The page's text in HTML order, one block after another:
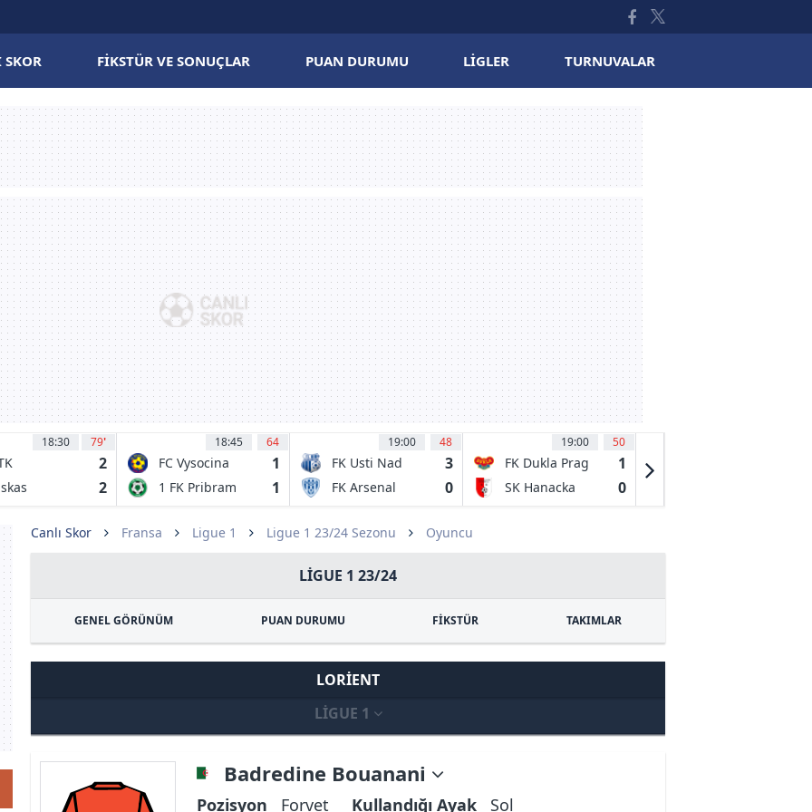
SKOR FIKSTÜR VE SONUÇLAR PUAN DURUMU LIGLER TURNUVALAR
18:30 79'
2
2
18:45 64
FC Vysocina
Jihlava
1
1 FK Pribram 1
19:00 48
FK Usti Nad
Labem
3
FK Arsenal
0
19:00 50
FK Dukla Prag 1
SK Hanacka
0
Canlı Skor Fransa Ligue 1 Ligue 1 23/24 Sezonu Oyuncu
LIGUE 1 23/24
GENEL GÖRÜNÜM PUAN DURUMU FİKSTÜR TAKIMLAR
LORIENT
LIGUE 1
Badredine Bouanani
Pozisyon Forvet Kullandığı Ayak Sol